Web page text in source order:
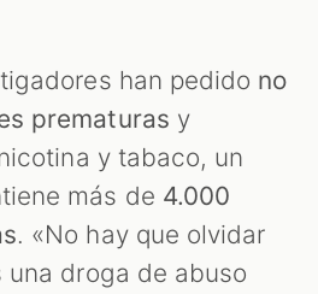
han pedido no
prematuras y
y tabaco, un
más de 4.000
. «No hay que olvidar
una droga de abuso